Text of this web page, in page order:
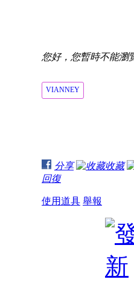
您好，您暫時不能瀏
VIANNEY
分享 收藏
回復
使用道具 舉報